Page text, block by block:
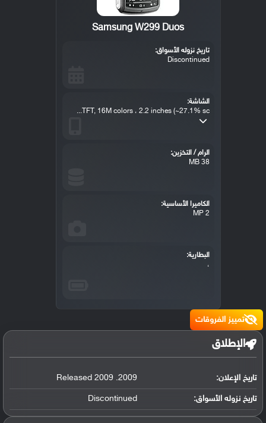
Samsung W299 Duos
تاريخ نزوله الأسواق:
Discontinued
الشاشة:
TFT, 16M colors ، 2.2 inches (~27.1% sc...
الرام / التخزين:
38 MB
الكاميرا الأساسية:
2 MP
البطارية:
،
تمييز الفروقات
الإطلاق
تاريخ الإعلان: 2009. Released 2009
تاريخ نزوله الأسواق: Discontinued